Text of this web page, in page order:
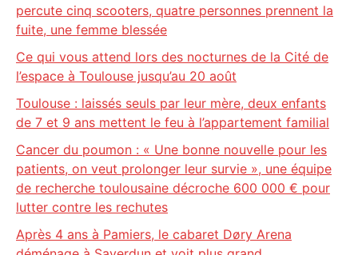
percute cinq scooters, quatre personnes prennent la
fuite, une femme blessée
Ce qui vous attend lors des nocturnes de la Cité de
l’espace à Toulouse jusqu’au 20 août
Toulouse : laissés seuls par leur mère, deux enfants
de 7 et 9 ans mettent le feu à l’appartement familial
Cancer du poumon : « Une bonne nouvelle pour les
patients, on veut prolonger leur survie », une équipe
de recherche toulousaine décroche 600 000 € pour
lutter contre les rechutes
Après 4 ans à Pamiers, le cabaret Døry Arena